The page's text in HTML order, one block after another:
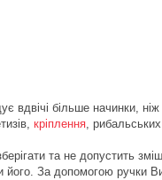
вдвічі більше начинки,
кріплення,
та не допустить
його. За допомогою ручки